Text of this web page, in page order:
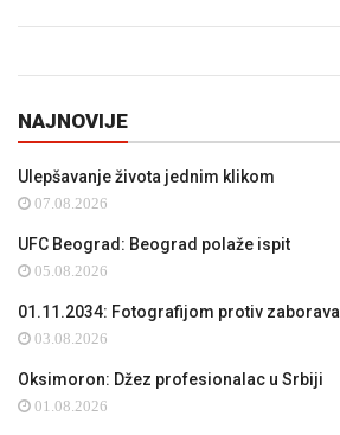
NAJNOVIJE
Ulepšavanje života jednim klikom
07.08.2026
UFC Beograd: Beograd polaže ispit
05.08.2026
01.11.2034: Fotografijom protiv zaborava
03.08.2026
Oksimoron: Džez profesionalac u Srbiji
01.08.2026